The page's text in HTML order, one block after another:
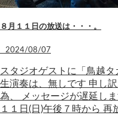
８月１１日の放送は・・・。
2024/08/07
スタジオゲストに「鳥越
生演奏は、無しです 申し
為、 メッセージが遅延し
１１日(日)午後７時から